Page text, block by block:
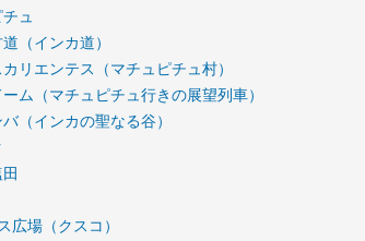
ュ
（インカ道）
リエンテス（マチュピチュ村）
ム（マチュピチュ行きの展望列車）
（インカの聖なる谷）
広場（クスコ）